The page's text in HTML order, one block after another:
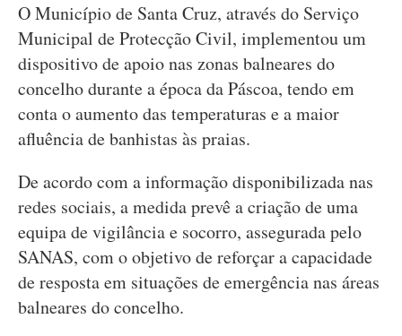
O Município de Santa Cruz, através do Serviço
Municipal de Protecção Civil, implementou um
dispositivo de apoio nas zonas balneares do
concelho durante a época da Páscoa, tendo em
conta o aumento das temperaturas e a maior
afluência de banhistas às praias.
De acordo com a informação disponibilizada nas
redes sociais, a medida prevê a criação de uma
equipa de vigilância e socorro, assegurada pelo
SANAS, com o objetivo de reforçar a capacidade
de resposta em situações de emergência nas áreas
balneares do concelho.